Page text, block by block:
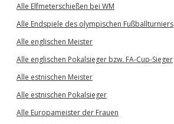
Alle Elfmeterschießen bei WM
Alle Endspiele des olympischen Fußballturniers
Alle englischen Meister
Alle englischen Pokalsieger bzw. FA-Cup-Sieger
Alle estnischen Meister
Alle estnischen Pokalsieger
Alle Europameister der Frauen